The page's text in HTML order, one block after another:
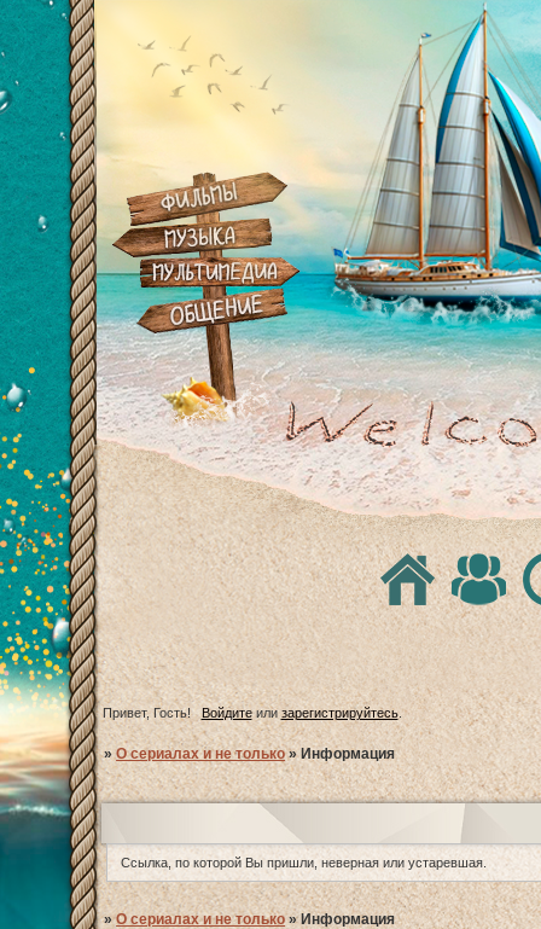
Привет, Гость! Войдитеилизарегистрируйтесь.
»О сериалах и не только »Информация
Ссылка, по которой Вы пришли, неверная или устаревшая.
»О сериалах и не только »Информация